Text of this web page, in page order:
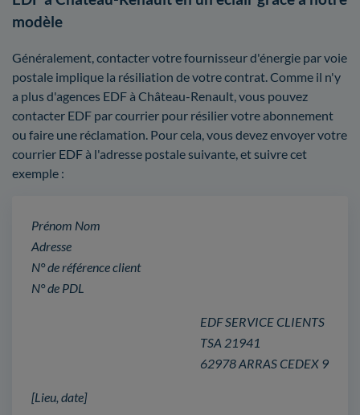
modèle
Généralement, contacter votre fournisseur d'énergie par voie
postale implique la résiliation de votre contrat. Comme il n'y
a plus d'agences EDF à Château-Renault, vous pouvez
contacter EDF par courrier pour résilier votre abonnement
ou faire une réclamation. Pour cela, vous devez envoyer votre
courrier EDF à l'adresse postale suivante, et suivre cet
exemple :
Prénom Nom
Adresse
N° de référence client
N° de PDL
EDF SERVICE CLIENTS
TSA 21941
62978 ARRAS CEDEX 9
[Lieu, date]